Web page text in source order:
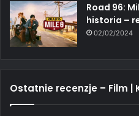
Road 96:
historia –
02/02/2024
Ostatnie recenzje – Film |